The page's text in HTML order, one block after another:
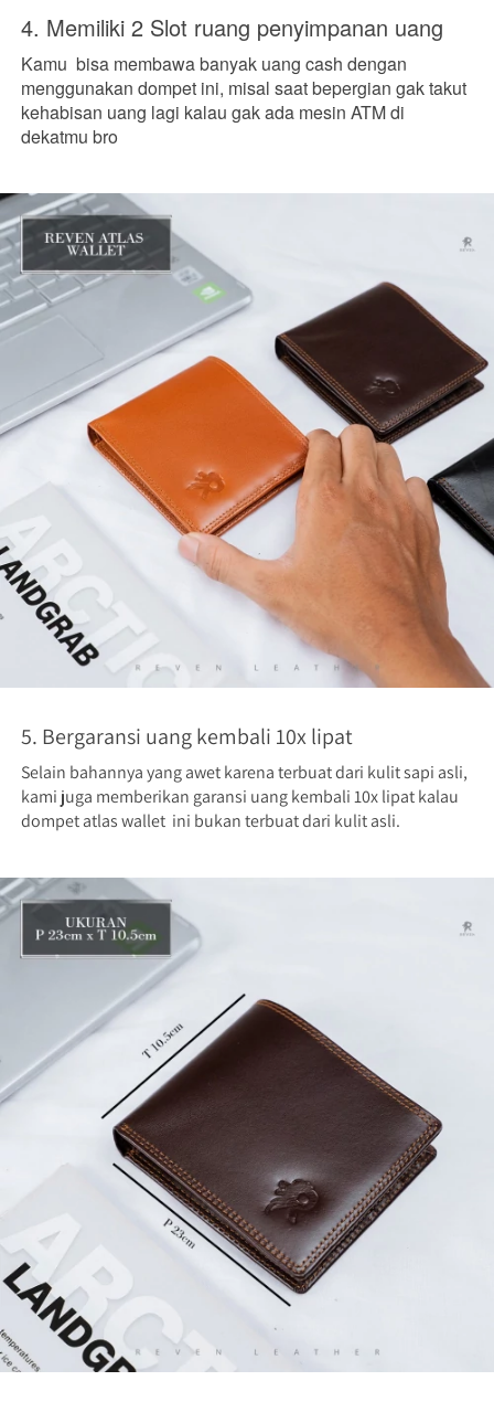
4. Memiliki 2 Slot ruang penyimpanan uang
Kamu  bisa membawa banyak uang cash dengan
menggunakan dompet ini, misal saat bepergian gak takut
kehabisan uang lagi kalau gak ada mesin ATM di
dekatmu bro
5. Bergaransi uang kembali 10x lipat
Selain bahannya yang awet karena terbuat dari kulit sapi asli,
kami juga memberikan garansi uang kembali 10x lipat kalau
dompet atlas wallet  ini bukan terbuat dari kulit asli.